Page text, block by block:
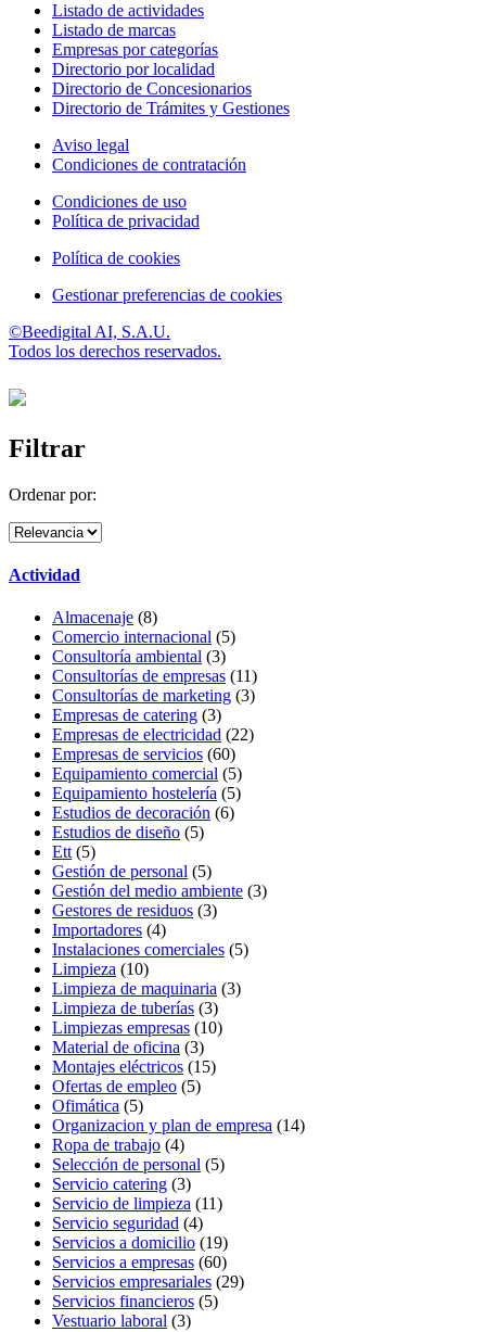
Listado de actividades
Listado de marcas
Empresas por categorías
Directorio por localidad
Directorio de Concesionarios
Directorio de Trámites y Gestiones
Aviso legal
Condiciones de contratación
Condiciones de uso
Política de privacidad
Política de cookies
Gestionar preferencias de cookies
©Beedigital AI, S.A.U.
Todos los derechos reservados.
Filtrar
Ordenar por:
Actividad
Almacenaje (8)
Comercio internacional (5)
Consultoría ambiental (3)
Consultorías de empresas (11)
Consultorías de marketing (3)
Empresas de catering (3)
Empresas de electricidad (22)
Empresas de servicios (60)
Equipamiento comercial (5)
Equipamiento hostelería (5)
Estudios de decoración (6)
Estudios de diseño (5)
Ett (5)
Gestión de personal (5)
Gestión del medio ambiente (3)
Gestores de residuos (3)
Importadores (4)
Instalaciones comerciales (5)
Limpieza (10)
Limpieza de maquinaria (3)
Limpieza de tuberías (3)
Limpiezas empresas (10)
Material de oficina (3)
Montajes eléctricos (15)
Ofertas de empleo (5)
Ofimática (5)
Organizacion y plan de empresa (14)
Ropa de trabajo (4)
Selección de personal (5)
Servicio catering (3)
Servicio de limpieza (11)
Servicio seguridad (4)
Servicios a domicilio (19)
Servicios a empresas (60)
Servicios empresariales (29)
Servicios financieros (5)
Vestuario laboral (3)